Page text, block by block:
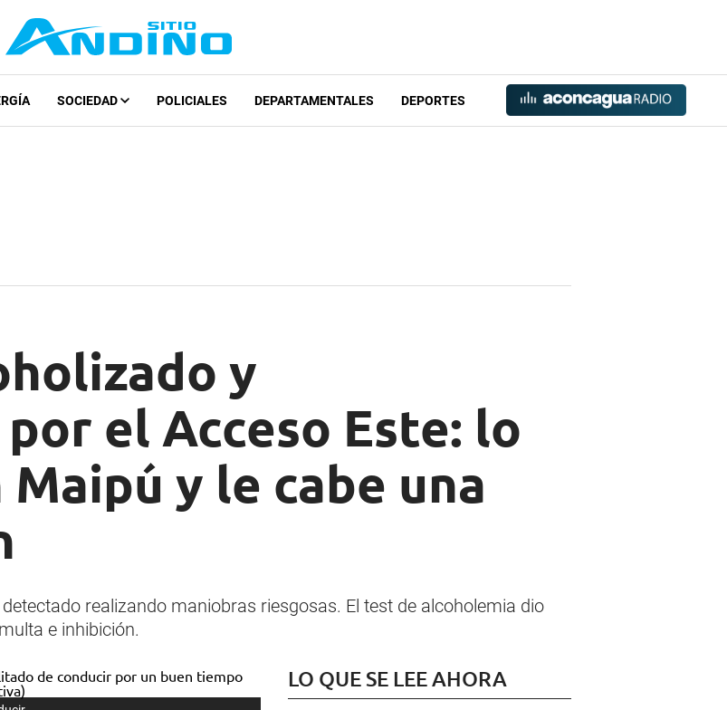
SOCIEDAD POLICIALES DEPARTAMENTALES DEPORTES
y
el Acceso Este: lo
y le cabe una
realizando maniobras riesgosas. El test de alcoholemia dio
e inhibición.
LO QUE SE LEE AHORA